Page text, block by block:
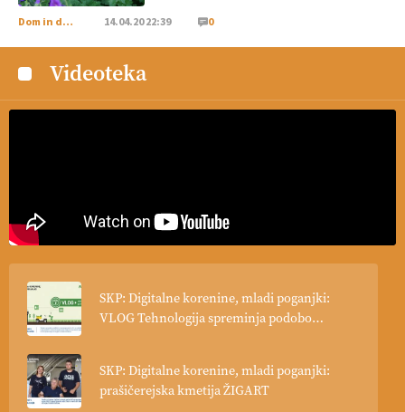
doma in v tujini
. Zato je ekološka pridelava odlična priložnost
za slovenske vinarje
. VEČ
https://t.co/XAe9EbeAbK
@EUAgri #IMCAP #CAP https://t.co/01qpoeLyNP
[EKOloško = LOGIČNO ]
Ekološka reja kokoši skrbi za
https://t.co/PX49GVsP1M @EUAgri #IMCAP #CAP
https://t.co/a1xatzEeid
Dom in družina 14.04.20 22:39 0
Videoteka
SKP: Digitalne korenine, mladi poganjki:
VLOG Tehnologija spreminja podobo
SKP: Digitalne korenine, mladi poganjki:
prašičerejska kmetija ŽIGART